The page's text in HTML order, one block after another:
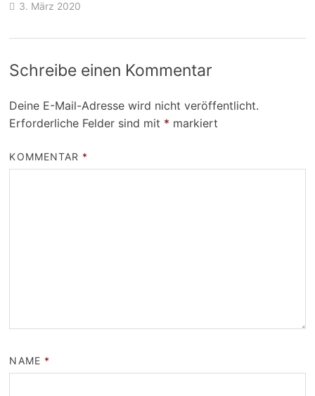
3. März 2020
Schreibe einen Kommentar
Deine E-Mail-Adresse wird nicht veröffentlicht.
Erforderliche Felder sind mit * markiert
KOMMENTAR *
NAME *